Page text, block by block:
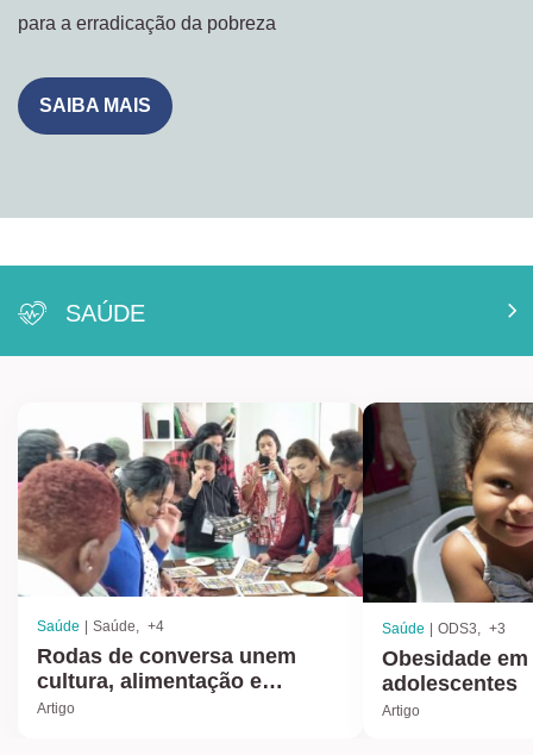
para a erradicação da pobreza
SAIBA MAIS
SAÚDE
Saúde Saúde +4
Rodas de conversa unem
cultura, alimentação e
cidadania no enfrentamento
Artigo
Saúde ODS3 +3
Obesidade
adolescentes
Artigo